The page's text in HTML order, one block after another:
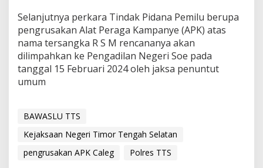
Selanjutnya perkara Tindak Pidana Pemilu berupa
pengrusakan Alat Peraga Kampanye (APK) atas
nama tersangka R S M rencananya akan
dilimpahkan ke Pengadilan Negeri Soe pada
tanggal 15 Februari 2024 oleh jaksa penuntut
umum
BAWASLU TTS
Kejaksaan Negeri Timor Tengah Selatan
pengrusakan APK Caleg
Polres TTS